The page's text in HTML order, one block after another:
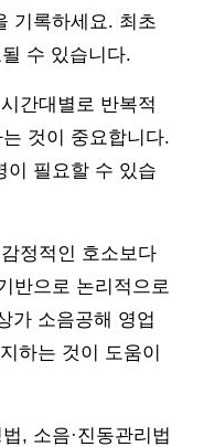
기록하세요. 최초
수 있습니다.
간대별로 반복적
것이 중요합니다.
이 필요할 수 있습
정적인 호소보다
반으로 논리적으로
가 소음공해 영업
하는 것이 도움이
, 소음·진동관리법